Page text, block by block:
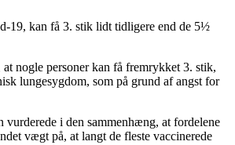
19, kan få 3. stik lidt tidligere end de 5½
nogle personer kan få fremrykket 3. stik,
lungesygdom, som på grund af angst for
i den sammenhæng, at fordelene
vægt på, at langt de fleste vaccinerede